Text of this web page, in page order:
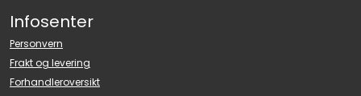
Infosenter
Personvern
Frakt og levering
Forhandleroversikt